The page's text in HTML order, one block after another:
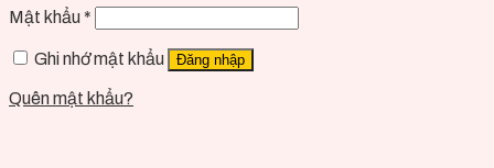
Mật khẩu *
Ghi nhớ mật khẩu Đăng nhập
Quên mật khẩu?